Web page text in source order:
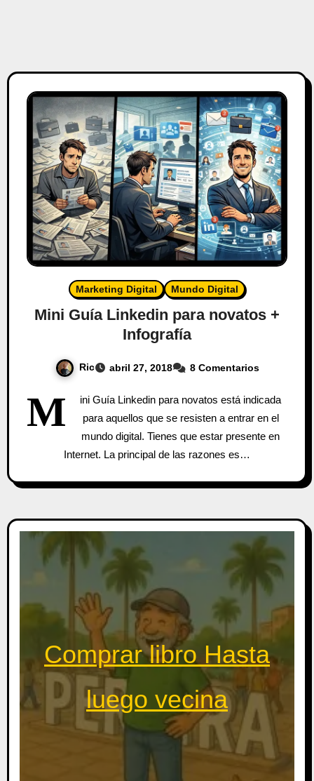
Marketing Digital Mundo Digital
Mini Guía Linkedin para novatos +
Infografía
Ric abril 27, 2018 8 Comentarios
M
ini Guía Linkedin para novatos está indicada
para aquellos que se resisten a entrar en el
mundo digital. Tienes que estar presente en
Internet. La principal de las razones es…
Comprar libro Hasta
luego vecina